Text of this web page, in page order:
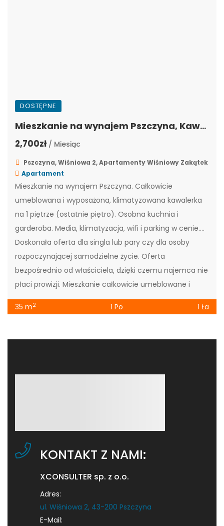
DOSTĘPNE
Mieszkanie na wynajem Pszczyna, Kawalerka, WZ-5
2,700zł / Miesiąc
Pszczyna, Wiśniowa 2, Apartamenty Wiśniowy Zakątek
Apartament
Mieszkanie na wynajem Pszczyna. Całkowicie
umeblowana i wyposażona, klimatyzowana kawalerka
na 1 piętrze (ostatnie piętro). Osobna kuchnia i
garderoba. Media, klimatyzacja, wifi i parking w cenie.
Doskonała oferta dla singla lub pary czy dla osoby
rozpoczynającej samodzielne życie. Oferta
bezpośrednio od właściciela, dzięki czemu najemca nie
płaci prowizji. Mieszkanie całkowicie umeblowane i
wyposażone. W cenie […]
35 m2 1 Po 1 Ła
KONTAKT Z NAMI:
XCONSULTER sp. z o.o.
Adres:
ul. Wiśniowa 2, 43-200 Pszczyna
E-Mail: